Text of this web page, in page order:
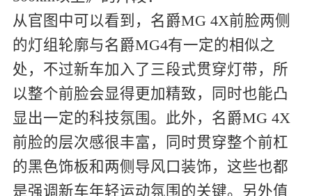
从官图中可以看到，名爵MG 4X前脸两侧
的灯组轮廓与名爵MG4有一定的相似之
处，不过新车加入了三段式贯穿灯带，所
以整个前脸会显得更加精致，同时也能凸
显出一定的科技氛围。此外，名爵MG 4X
前脸的层次感很丰富，同时贯穿整个前杠
的黑色饰板和两侧导风口装饰，这些也都
是强调新车年轻运动氛围的关键。另外值